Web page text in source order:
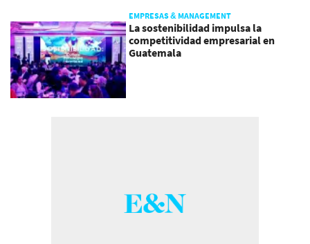
EMPRESAS & MANAGEMENT
La sostenibilidad impulsa la
competitividad empresarial en
Guatemala